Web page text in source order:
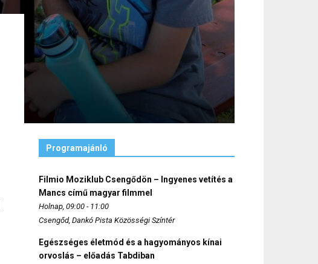
Programajánló
Filmio Moziklub Csengődön – Ingyenes vetítés a
Mancs című magyar filmmel
Holnap, 09:00 - 11:00
Csengőd, Dankó Pista Közösségi Színtér
Egészséges életmód és a hagyományos kínai
orvoslás – előadás Tabdiban